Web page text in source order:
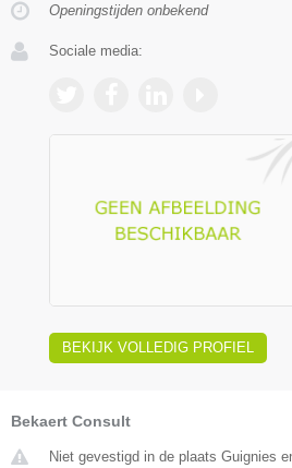
Openingstijden onbekend
Sociale media:
BEKIJK VOLLEDIG PROFIEL
Bekaert Consult
Niet gevestigd in de plaats Guignies